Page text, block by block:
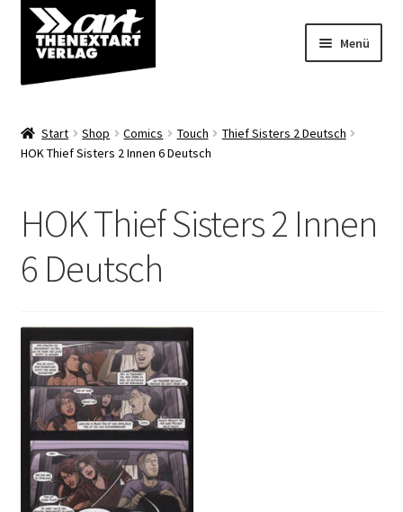
Zur
Navigation
springen
Zum
Inhalt
springen
Menü
Shop
Start Shop Comics Touch
Thief Sisters 2 Deutsch
HOK Thief Sisters 2 Innen 6 Deutsch
HOK Thief Sisters 2 Innen
6 Deutsch